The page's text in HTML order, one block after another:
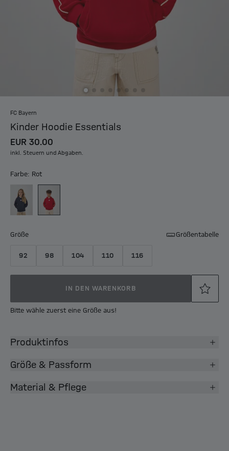
FC Bayern
Kinder Hoodie Essentials
EUR 30.00
inkl. Steuern und Abgaben.
Farbe: Rot
Größe Größentabelle
92 98 104 110 116
IN DEN WARENKORB
Bitte wähle zuerst eine Größe aus!
Produktinfos
Größe & Passform
Material & Pflege